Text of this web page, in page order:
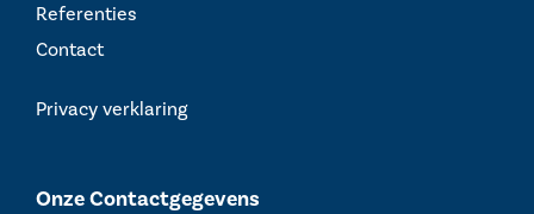
Referenties
Contact
Privacy verklaring
Onze Contactgegevens